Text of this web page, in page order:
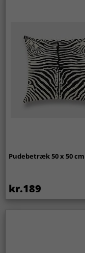
Pudebetræk 50 x 50 cm
kr.189